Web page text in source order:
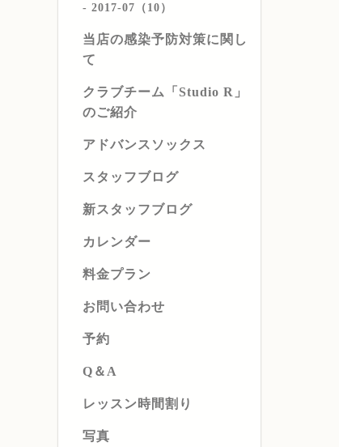
2017-07（10）
当店の感染予防対策に関し
て
クラブチーム「Studio R」
のご紹介
アドバンスソックス
スタッフブログ
新スタッフブログ
カレンダー
料金プラン
お問い合わせ
予約
Q＆A
レッスン時間割り
写真